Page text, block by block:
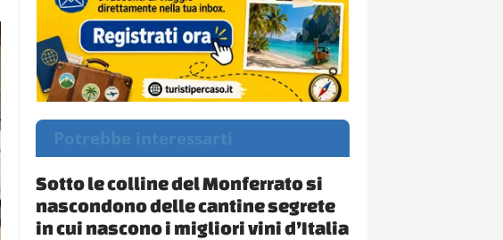
Potrebbe interessarti
Sotto le colline del Monferrato si
nascondono delle cantine segrete
in cui nascono i migliori vini d’Italia